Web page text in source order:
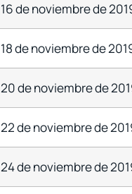
16 de noviembre de
18 de noviembre de
20 de noviembre de
22 de noviembre de
24 de noviembre de